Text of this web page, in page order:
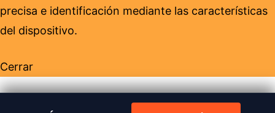
precisa e identificación mediante las características
del dispositivo.
Cerrar